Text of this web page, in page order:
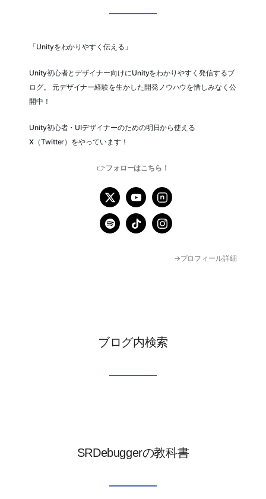
「Unityをわかりやすく伝える」
Unity初心者とデザイナー向けにUnityをわかりやすく発信するブ
ログ。 元デザイナー経験を生かした開発ノウハウを惜しみなく公
開中！
Unity初心者・UIデザイナーのための明日から使える
X（Twitter）をやっています！
👉フォローはこちら！
→プロフィール詳細
ブログ内検索
SRDebuggerの教科書